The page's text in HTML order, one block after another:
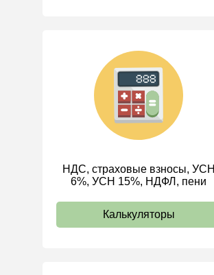
Трудовые книжки
Кадровые документы и
образцы
Персональные данные
ИП
НДС, страховые взносы, УСН
6%, УСН 15%, НДФЛ, пени
Калькуляторы